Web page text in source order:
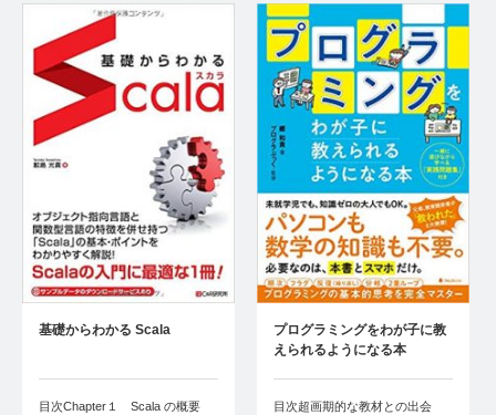
基礎からわかる Scala
目次Chapter１ Scala の概要
プログラミングをわが子に教
えられるようになる本
目次超画期的な教材との出会